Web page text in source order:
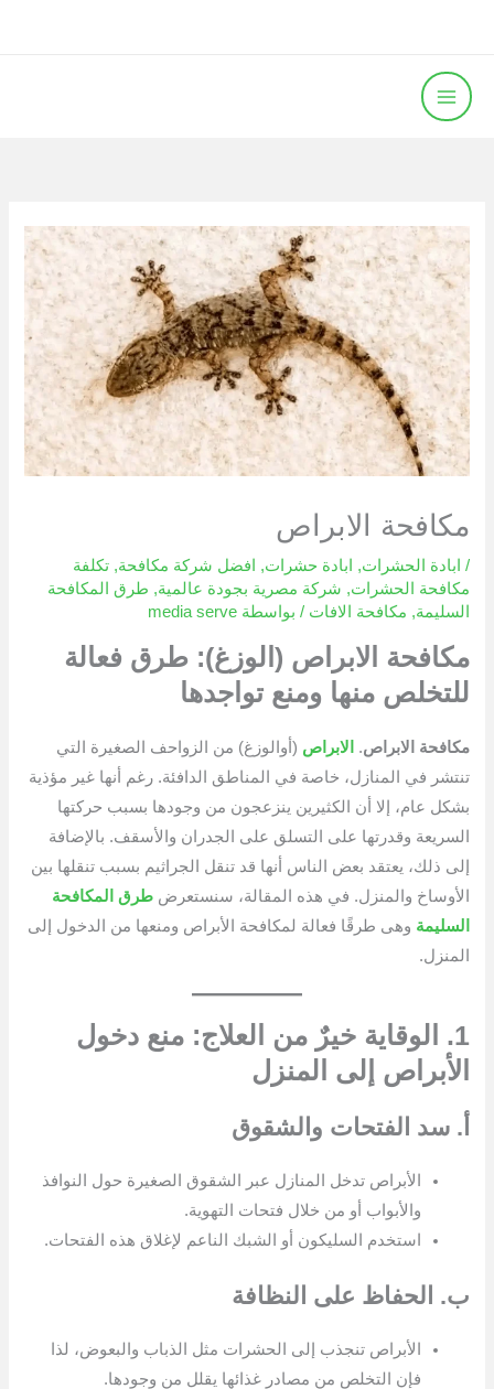
المحتوى
مكافحة الابراص
/ ابادة الحشرات, ابادة حشرات, افضل شركة مكافحة,تكلفة
مكافحة الحشرات, شركة مصرية بجودة عالمية, طرق المكافحة
السليمة, مكافحة الافات / بواسطة media serve
مكافحة الابراص (الوزغ): طرق فعالة
للتخلص منها ومنع تواجدها
مكافحة الابراص. الابراص (أوالوزغ) من الزواحف الصغيرة التي
تنتشر في المنازل، خاصة في المناطق الدافئة. رغم أنها غير مؤذية
بشكل عام، إلا أن الكثيرين ينزعجون من وجودها بسبب حركتها
السريعة وقدرتها على التسلق على الجدران والأسقف. بالإضافة
إلى ذلك، يعتقد بعض الناس أنها قد تنقل الجراثيم بسبب تنقلها بين
الأوساخ والمنزل. في هذه المقالة، سنستعرضطرق المكافحة
السليمة وهى طرقًا فعالة لمكافحة الأبراص ومنعها من الدخول إلى
المنزل.
1. الوقاية خيرٌ من العلاج: منع دخول
الأبراص إلى المنزل
أ. سد الفتحات والشقوق
الأبراص تدخل المنازل عبر الشقوق الصغيرة حول النوافذ
والأبواب أو من خلال فتحات التهوية.
استخدم السليكون أو الشبك الناعم لإغلاق هذه الفتحات.
ب. الحفاظ على النظافة
الأبراص تنجذب إلى الحشرات مثل الذباب والبعوض، لذا
فإن التخلص من مصادر غذائها يقلل من وجودها.